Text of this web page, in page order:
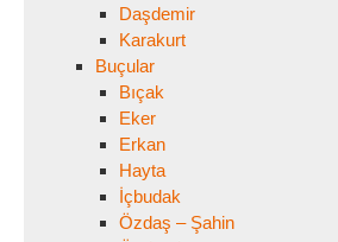
Daşdemir
Karakurt
Buçular
Bıçak
Eker
Erkan
Hayta
İçbudak
Özdaş – Şahin